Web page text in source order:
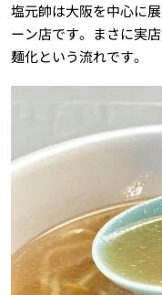
塩元帥は大阪を中心に
ーン店です。まさに実
麺化という流れです。